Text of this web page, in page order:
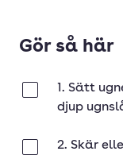
Gör så här
1. Sätt
djup
2. Skär